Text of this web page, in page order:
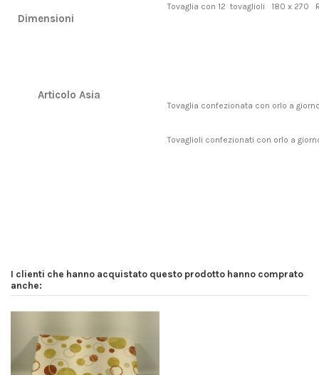
Dimensioni
Tovaglia con 12 tovaglioli 180 x 270
Articolo Asia
Tovaglia confezionata con orlo a
Tovaglioli confezionati con orlo a
I clienti che hanno acquistato questo prodotto hanno comprato
anche: